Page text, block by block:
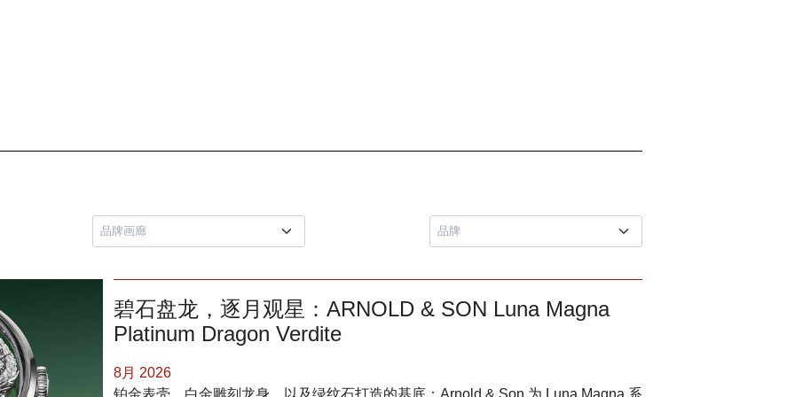
碧石盘龙，逐月观星：ARNOLD & SON Luna Magna
Platinum Dragon Verdite
8月 2026